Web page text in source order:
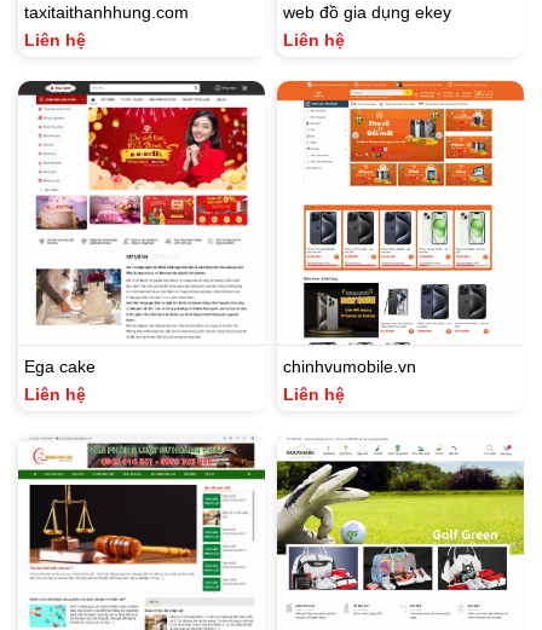
taxitaithanhhung.com
Liên hệ
web đồ gia dụng ekey
Liên hệ
Ega cake
Liên hệ
chinhvumobile.vn
Liên hệ